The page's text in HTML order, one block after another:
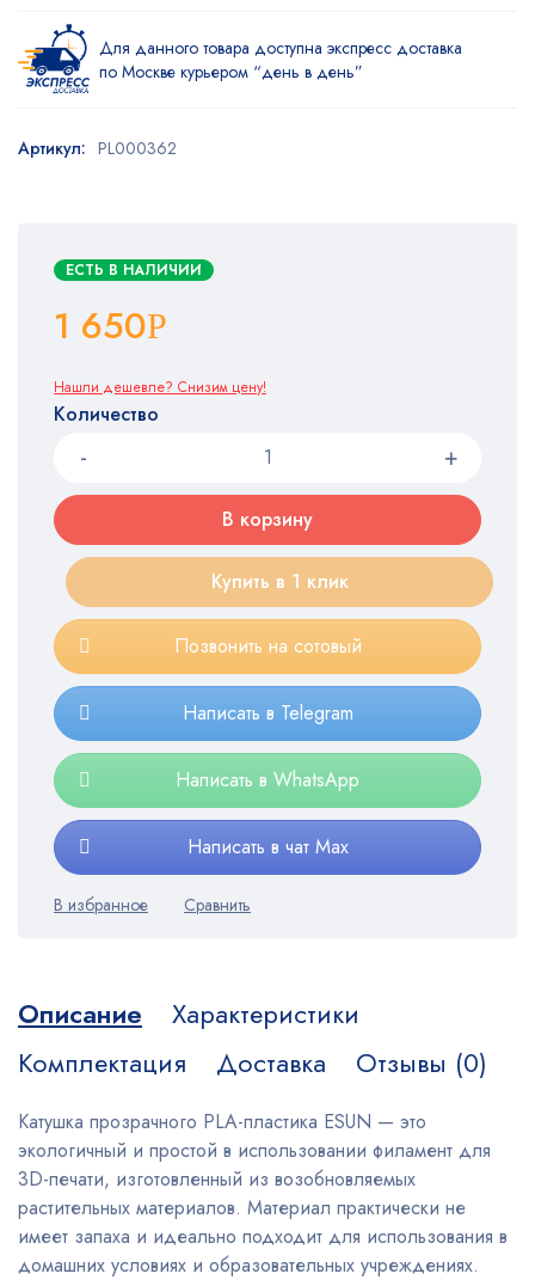
ЕСТЬ В НАЛИЧИИ
1 650Р
Нашли дешевле? Снизим цену!
Количество
В корзину
Купить в 1 клик
Позвонить на сотовый
Написать в Telegram
Написать в WhatsApp
Написать в чат Max
Для данного товара доступна экспресс доставка
по Москве курьером “день в день”
Артикул: PL000362
Описание
Характеристики
Комплектация
Доставка Отзывы (0)
Катушка прозрачного PLA-пластика ESUN — это
экологичный и простой в использовании филамент для
3D-печати, изготовленный из возобновляемых
растительных материалов. Материал практически не
имеет запаха и идеально подходит для использования в
домашних условиях и образовательных учреждениях.